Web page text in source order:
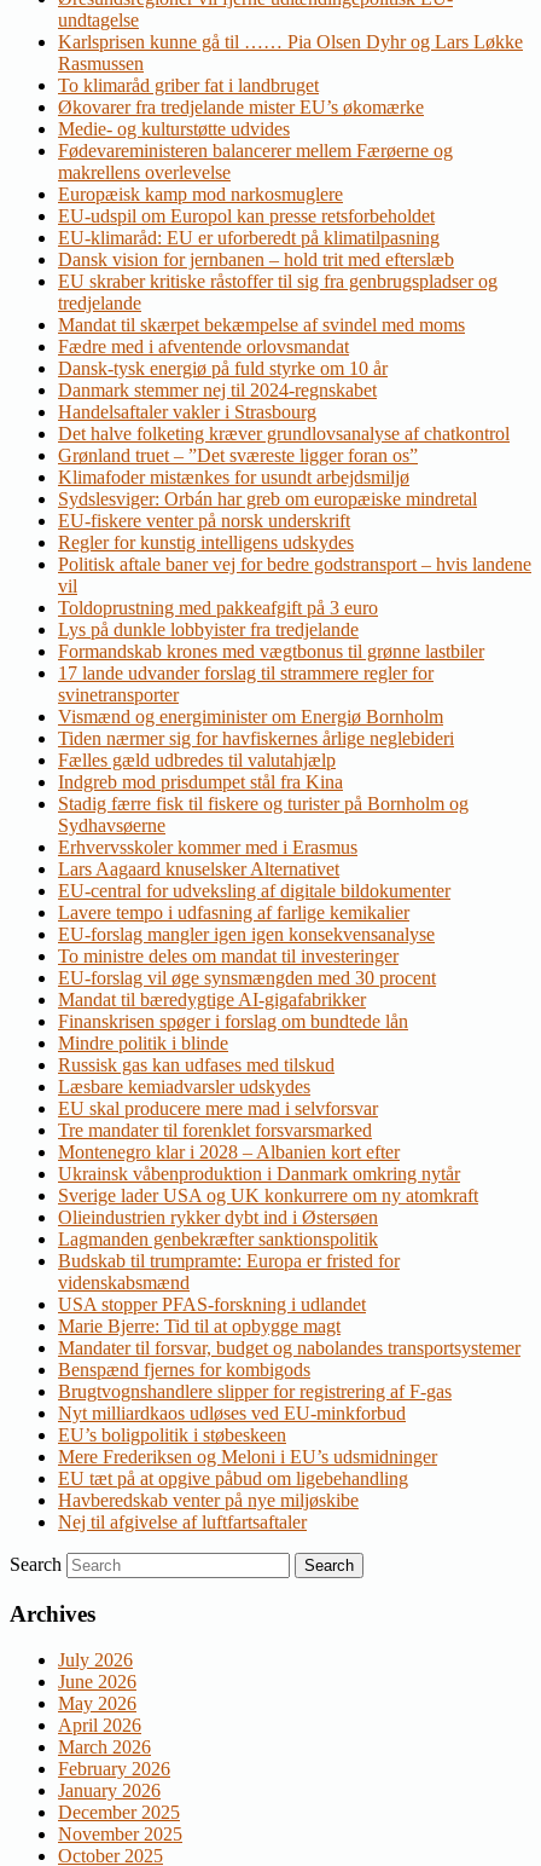
undtagelse
Karlsprisen kunne gå til …… Pia Olsen Dyhr og Lars Løkke
Rasmussen
To klimaråd griber fat i landbruget
Økovarer fra tredjelande mister EU’s økomærke
Medie- og kulturstøtte udvides
Fødevareministeren balancerer mellem Færøerne og
makrellens overlevelse
Europæisk kamp mod narkosmuglere
EU-udspil om Europol kan presse retsforbeholdet
EU-klimaråd: EU er uforberedt på klimatilpasning
Dansk vision for jernbanen – hold trit med efterslæb
EU skraber kritiske råstoffer til sig fra genbrugspladser og
tredjelande
Mandat til skærpet bekæmpelse af svindel med moms
Fædre med i afventende orlovsmandat
Dansk-tysk energiø på fuld styrke om 10 år
Danmark stemmer nej til 2024-regnskabet
Handelsaftaler vakler i Strasbourg
Det halve folketing kræver grundlovsanalyse af chatkontrol
Grønland truet – ”Det sværeste ligger foran os”
Klimafoder mistænkes for usundt arbejdsmiljø
Sydslesviger: Orbán har greb om europæiske mindretal
EU-fiskere venter på norsk underskrift
Regler for kunstig intelligens udskydes
Politisk aftale baner vej for bedre godstransport – hvis landene
vil
Toldoprustning med pakkeafgift på 3 euro
Lys på dunkle lobbyister fra tredjelande
Formandskab krones med vægtbonus til grønne lastbiler
17 lande udvander forslag til strammere regler for
svinetransporter
Vismænd og energiminister om Energiø Bornholm
Tiden nærmer sig for havfiskernes årlige neglebideri
Fælles gæld udbredes til valutahjælp
Indgreb mod prisdumpet stål fra Kina
Stadig færre fisk til fiskere og turister på Bornholm og
Sydhavsøerne
Erhvervsskoler kommer med i Erasmus
Lars Aagaard knuselsker Alternativet
EU-central for udveksling af digitale bildokumenter
Lavere tempo i udfasning af farlige kemikalier
EU-forslag mangler igen igen konsekvensanalyse
To ministre deles om mandat til investeringer
EU-forslag vil øge synsmængden med 30 procent
Mandat til bæredygtige AI-gigafabrikker
Finanskrisen spøger i forslag om bundtede lån
Mindre politik i blinde
Russisk gas kan udfases med tilskud
Læsbare kemiadvarsler udskydes
EU skal producere mere mad i selvforsvar
Tre mandater til forenklet forsvarsmarked
Montenegro klar i 2028 – Albanien kort efter
Ukrainsk våbenproduktion i Danmark omkring nytår
Sverige lader USA og UK konkurrere om ny atomkraft
Olieindustrien rykker dybt ind i Østersøen
Lagmanden genbekræfter sanktionspolitik
Budskab til trumpramte: Europa er fristed for
videnskabsmænd
USA stopper PFAS-forskning i udlandet
Marie Bjerre: Tid til at opbygge magt
Mandater til forsvar, budget og nabolandes transportsystemer
Benspænd fjernes for kombigods
Brugtvognshandlere slipper for registrering af F-gas
Nyt milliardkaos udløses ved EU-minkforbud
EU’s boligpolitik i støbeskeen
Mere Frederiksen og Meloni i EU’s udsmidninger
EU tæt på at opgive påbud om ligebehandling
Havberedskab venter på nye miljøskibe
Nej til afgivelse af luftfartsaftaler
Search
Archives
July 2026
June 2026
May 2026
April 2026
March 2026
February 2026
January 2026
December 2025
November 2025
October 2025